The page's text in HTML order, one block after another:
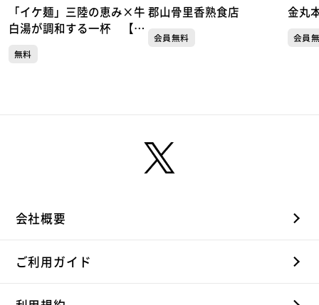
「イケ麺」三陸の恵み×牛
白湯が調和する一杯 【三
（仙台・青葉区）
無料
郡山骨里香熟食店
会員無料
金丸
会員
会社概要
ご利用ガイド